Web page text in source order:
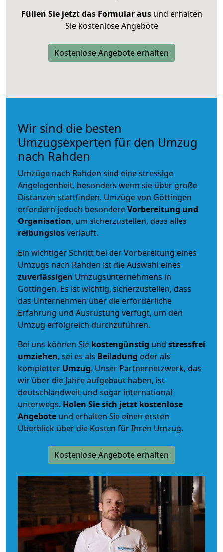
Füllen Sie jetzt das Formular ausund erhalten
Sie kostenlose Angebote
Kostenlose Angebote erhalten
Wir sind die besten
Umzugsexperten für den Umzug
nach Rahden
Umzüge nach Rahden sind eine stressige
Angelegenheit, besonders wenn sie über große
Distanzen stattfinden. Umzüge von Göttingen
erfordern jedoch besondereVorbereitung und
Organisation, um sicherzustellen, dass alles
reibungslosverläuft.
Ein wichtiger Schritt bei der Vorbereitung eines
Umzugs nach Rahden ist die Auswahl eines
zuverlässigen Umzugsunternehmens in
Göttingen. Es ist wichtig, sicherzustellen, dass
das Unternehmen über die erforderliche
Erfahrung und Ausrüstung verfügt, um den
Umzug erfolgreich durchzuführen.
Bei uns können Sie kostengünstig und stressfrei
umziehen, sei es als Beiladung oder als
kompletter Umzug. Unser Partnernetzwerk, das
wir über die Jahre aufgebaut haben, ist
deutschlandweit und sogar international
unterwegs. Holen Sie sich jetzt kostenlose
Angebote und erhalten Sie einen ersten
Überblick über die Kosten für Ihren Umzug.
Kostenlose Angebote erhalten